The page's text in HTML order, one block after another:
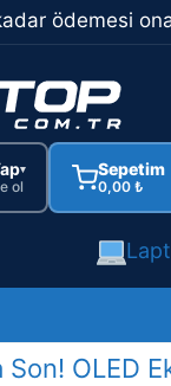
ödemesi
▾
ol
Sepetim
0,00 ₺
OLED